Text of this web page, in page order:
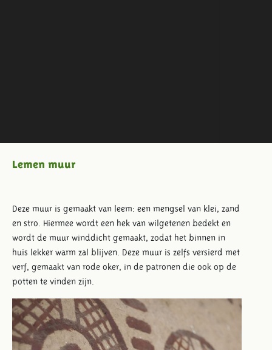
Lemen muur
Deze muur is gemaakt van leem: een mengsel van klei, zand
en stro. Hiermee wordt een hek van wilgetenen bedekt en
wordt de muur winddicht gemaakt, zodat het binnen in
huis lekker warm zal blijven. Deze muur is zelfs versierd met
verf, gemaakt van rode oker, in de patronen die ook op de
potten te vinden zijn.